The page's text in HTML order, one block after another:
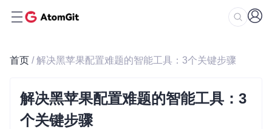
首页 / 解决黑苹果配置难题的智能工具：3个关键步骤
解决黑苹果配置难题的智能工具：3
个关键步骤